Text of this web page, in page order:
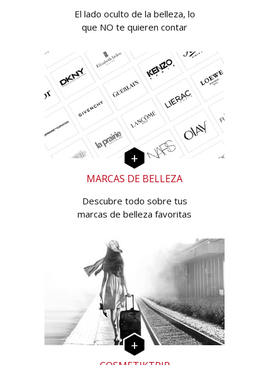
El lado oculto de la belleza, lo
que NO te quieren contar
MARCAS DE BELLEZA
Descubre todo sobre tus
marcas de belleza favoritas